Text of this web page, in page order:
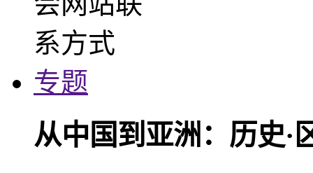
专题
从中国到亚洲：历史·